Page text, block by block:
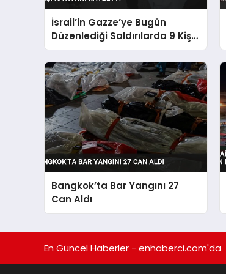
İsrail’in Gazze’ye Bugün
Düzenlediği Saldırılarda 9 Kişi
Hayatını Kaybetti
Bangkok’ta Bar Yangını 27
Can Aldı
En Güncel Haberler - enhaberci.com'da